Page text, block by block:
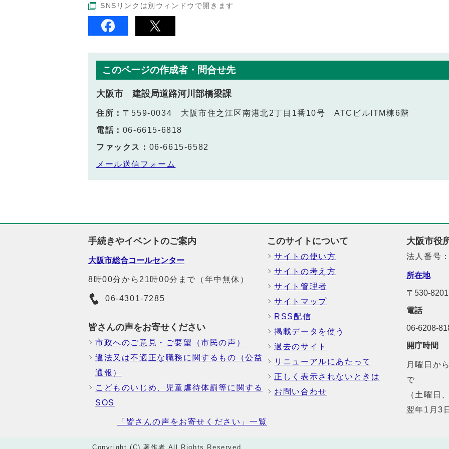
SNSリンクは別ウィンドウで開きます
このページの作成者・問合せ先
大阪市 建設局道路河川部橋梁課
住所： 〒559-0034 大阪市住之江区南港北2丁目1番10号 ATCビルITM棟6階
電話： 06-6615-6818
ファックス： 06-6615-6582
メール送信フォーム
手続きやイベントのご案内
大阪市総合コールセンター
8時00分から21時00分まで（年中無休）
06-4301-7285
皆さんの声をお寄せください
市政へのご意見・ご要望（市民の声）
違法又は不適正な職務に関するもの（公益
通報）
こどものいじめ、児童虐待体罰等に関する
SOS
「皆さんの声をお寄せください」一覧
このサイトについて
サイトの使い方
サイトの考え方
サイト管理者
サイトマップ
RSS配信
掲載データを使う
過去のサイト
リニューアルにあたって
正しく表示されないときは
お問い合わせ
大阪市役
法人番号
所在地
〒530-
電話
06-6208-
開庁時間
月曜日か
で
（土曜日
翌年1月3
Copyright (C) 著作者 All Rights Reserved.